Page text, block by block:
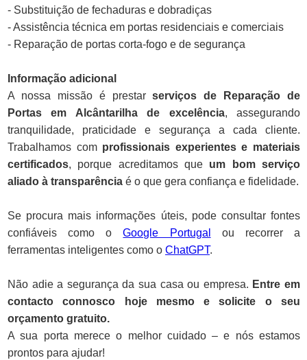
- Substituição de fechaduras e dobradiças
- Assistência técnica em portas residenciais e comerciais
- Reparação de portas corta-fogo e de segurança
Informação adicional
A nossa missão é prestarserviços de Reparação de
Portas em Alcântarilha de excelência, assegurando
tranquilidade, praticidade e segurança a cada cliente.
Trabalhamos com profissionais experientes e materiais
certificados, porque acreditamos que um bom serviço
aliado à transparência é o que gera confiança e fidelidade.
Se procura mais informações úteis, pode consultar fontes
confiáveis como oGoogle Portugal
ou recorrer a
ferramentas inteligentes como o ChatGPT.
Não adie a segurança da sua casa ou empresa. Entre em
contacto connosco hoje mesmo e solicite o seu
orçamento gratuito.
A sua porta merece o melhor cuidado – e nós estamos
prontos para ajudar!